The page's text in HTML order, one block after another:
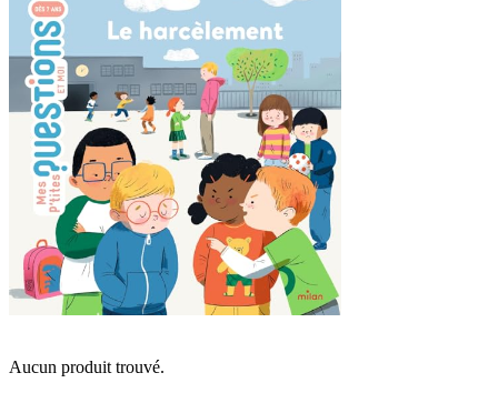
Aucun produit trouvé.